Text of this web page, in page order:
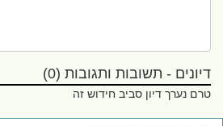
- תשובות ותגובות (0)
דיון סביב חידוש זה